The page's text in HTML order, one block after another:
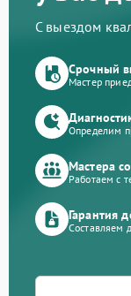
С выездом
Срочный
Мастер
Определим
Мастера
Работаем с
Гарантия
Составляем